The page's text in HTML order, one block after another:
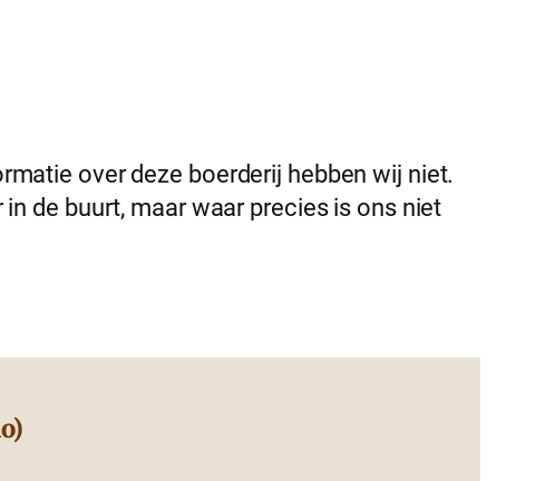
over deze boerderij hebben wij niet.
de buurt, maar waar precies is ons niet